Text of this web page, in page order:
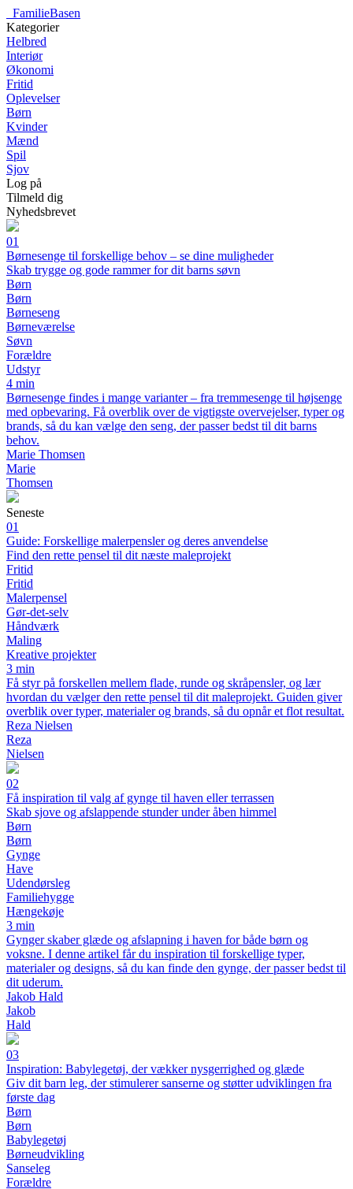
FamilieBasen
Kategorier
Helbred
Interiør
Økonomi
Fritid
Oplevelser
Børn
Kvinder
Mænd
Spil
Sjov
Log på
Tilmeld dig
Nyhedsbrevet
01
Børnesenge til forskellige behov – se dine muligheder
Skab trygge og gode rammer for dit barns søvn
Børn
Børn
Børneseng
Børneværelse
Søvn
Forældre
Udstyr
4 min
Børnesenge findes i mange varianter – fra tremmesenge til højsenge
med opbevaring. Få overblik over de vigtigste overvejelser, typer og
brands, så du kan vælge den seng, der passer bedst til dit barns
behov.
Marie Thomsen
Marie
Thomsen
Seneste
01
Guide: Forskellige malerpensler og deres anvendelse
Find den rette pensel til dit næste maleprojekt
Fritid
Fritid
Malerpensel
Gør-det-selv
Håndværk
Maling
Kreative projekter
3 min
Få styr på forskellen mellem flade, runde og skråpensler, og lær
hvordan du vælger den rette pensel til dit maleprojekt. Guiden giver
overblik over typer, materialer og brands, så du opnår et flot resultat.
Reza Nielsen
Reza
Nielsen
02
Få inspiration til valg af gynge til haven eller terrassen
Skab sjove og afslappende stunder under åben himmel
Børn
Børn
Gynge
Have
Udendørsleg
Familiehygge
Hængekøje
3 min
Gynger skaber glæde og afslapning i haven for både børn og
voksne. I denne artikel får du inspiration til forskellige typer,
materialer og designs, så du kan finde den gynge, der passer bedst til
dit uderum.
Jakob Hald
Jakob
Hald
03
Inspiration: Babylegetøj, der vækker nysgerrighed og glæde
Giv dit barn leg, der stimulerer sanserne og støtter udviklingen fra
første dag
Børn
Børn
Babylegetøj
Børneudvikling
Sanseleg
Forældre